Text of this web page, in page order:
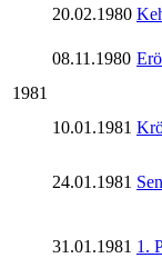
20.02.1980
08.11.1980
1981
10.01.1981
24.01.1981
31.01.1981 1.